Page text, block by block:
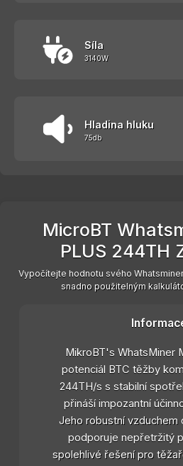
Síla
3140W
Hladina hluku
75db
MicroBT
PLUS 244TH
Vypočítejte hodnotu svého
snadno použitelným
MikroBT's WhatsMiner
potenciál BTC těžby
244TH/s s stabilní
přináší impozantní
Jeho robustní vzduchem
podporuje nepřetržitý
spolehlivé řešení pro